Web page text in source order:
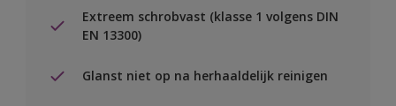
Extreem schrobvast (klasse 1 volgens DIN
EN 13300)
Glanst niet op na herhaaldelijk reinigen